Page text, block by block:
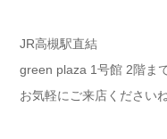
JR高槻駅直結
green plaza 1号館 2階ま
お気軽にご来店ください